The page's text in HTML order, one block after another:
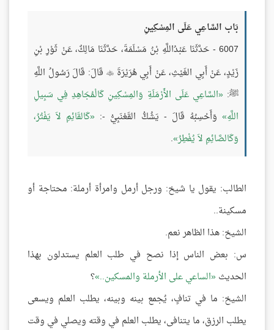
بَاب السَّاعِي عَلَى المِسْكِينِ
6007 - حَدَّثَنَا عَبْدُاللَّهِ بْنُ مَسْلَمَةَ، حَدَّثَنَا مَالِكٌ، عَنْ ثَوْرِ بْنِ
زَيْدٍ، عَنْ أَبِي الغَيْثِ، عَنْ أَبِي هُرَيْرَةَ قَالَ: قَالَ رَسُولُ اللَّهِ
ﷺ: السَّاعِي عَلَى الأَرْمَلَةِ وَالمِسْكِينِ كَالْمُجَاهِدِ فِي سَبِيلِ
اللَّهِ وَأَحْسِبُهُ قَالَ - يَشُكُّ القَعْنَبِيُّ -:
كَالقَائِمِ لاَ يَفْتُرُ،
وَكَالصَّائِمِ لاَ يُفْطِرُ .
الطالب: يقول يا شيخ: ورجل أرمل وامرأة أرملة: محتاجة أو
مسكينة..
الشيخ: هذا الظاهر نعم.
س: بعض الناس إذا نصح في طلب العلم يستدلون بهذا
الحديث الساعي على الأرملة والمسكين.. ؟
الشيخ: ما في تنافٍ، يُجمع بينه وبينه، يطلب العلم ويسعى
يطلب الرزق، ما يتنافى، يطلب العلم في وقته ويصلي في وقت